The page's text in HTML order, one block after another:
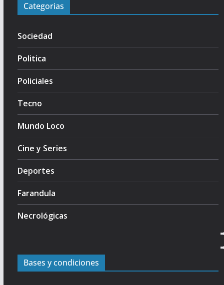
Categorias
Sociedad
Politica
Policiales
Tecno
Mundo Loco
Cine y Series
Deportes
Farandula
Necrológicas
Bases y condiciones